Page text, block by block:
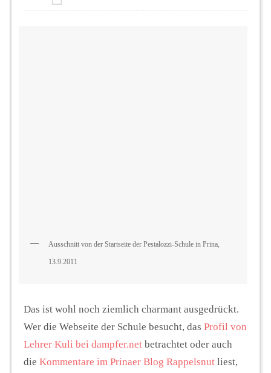
Ausschnitt von der Startseite der Pestalozzi-Schule in Prina,
13.9.2011
Das ist wohl noch ziemlich charmant ausgedrückt.
Wer die Webseite der Schule besucht, das Profil von
Lehrer Kuli bei dampfer.net betrachtet oder auch
die Kommentare im Prinaer Blog Rappelsnut liest,